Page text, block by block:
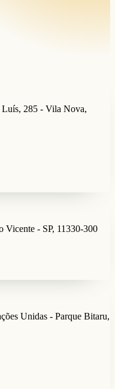
Luís, 285 - Vila Nova,
Vicente - SP, 11330-300
Unidas - Parque Bitaru,